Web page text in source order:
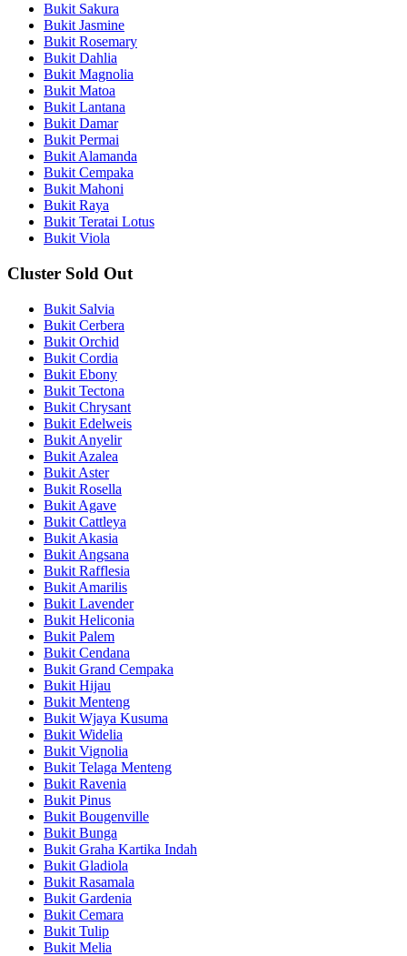
Bukit Sakura
Bukit Jasmine
Bukit Rosemary
Bukit Dahlia
Bukit Magnolia
Bukit Matoa
Bukit Lantana
Bukit Damar
Bukit Permai
Bukit Alamanda
Bukit Cempaka
Bukit Mahoni
Bukit Raya
Bukit Teratai Lotus
Bukit Viola
Cluster Sold Out
Bukit Salvia
Bukit Cerbera
Bukit Orchid
Bukit Cordia
Bukit Ebony
Bukit Tectona
Bukit Chrysant
Bukit Edelweis
Bukit Anyelir
Bukit Azalea
Bukit Aster
Bukit Rosella
Bukit Agave
Bukit Cattleya
Bukit Akasia
Bukit Angsana
Bukit Rafflesia
Bukit Amarilis
Bukit Lavender
Bukit Heliconia
Bukit Palem
Bukit Cendana
Bukit Grand Cempaka
Bukit Hijau
Bukit Menteng
Bukit Wjaya Kusuma
Bukit Widelia
Bukit Vignolia
Bukit Telaga Menteng
Bukit Ravenia
Bukit Pinus
Bukit Bougenville
Bukit Bunga
Bukit Graha Kartika Indah
Bukit Gladiola
Bukit Rasamala
Bukit Gardenia
Bukit Cemara
Bukit Tulip
Bukit Melia